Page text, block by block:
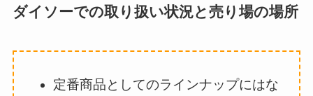
ダイソーでの取り扱い状況と売り場の場所
定番商品としてのラインナップにはな